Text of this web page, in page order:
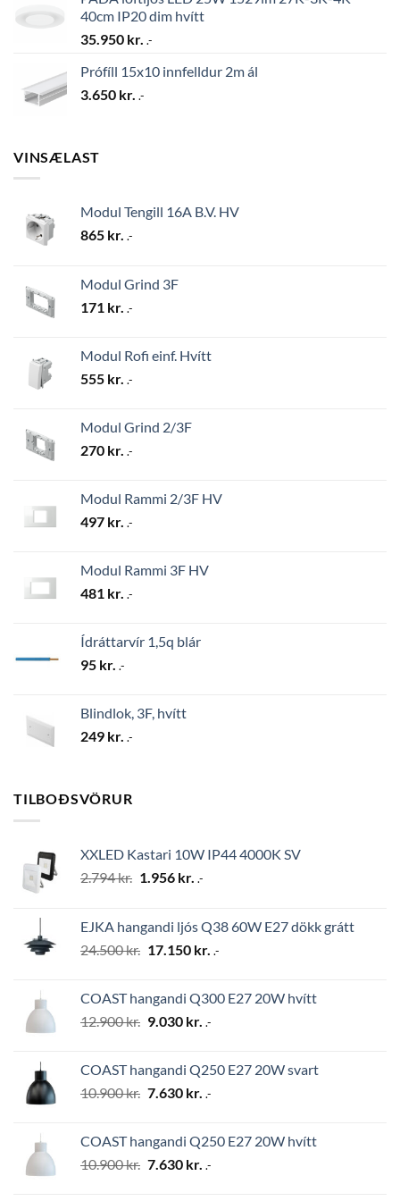
40cm IP20 dim hvítt
35.950 kr. .-
Prófíll 15x10 innfelldur 2m ál
3.650 kr. .-
VINSÆLAST
Modul Tengill 16A B.V. HV
865 kr. .-
Modul Grind 3F
171 kr. .-
Modul Rofi einf. Hvítt
555 kr. .-
Modul Grind 2/3F
270 kr. .-
Modul Rammi 2/3F HV
497 kr. .-
Modul Rammi 3F HV
481 kr. .-
Ídráttarvír 1,5q blár
95 kr. .-
Blindlok, 3F, hvítt
249 kr. .-
TILBOÐSVÖRUR
XXLED Kastari 10W IP44 4000K SV
2.794kr. Original
2.794 kr..
1.956 kr. Current
1.956 kr..
.-
EJKA hangandi ljós Q38 60W E27 dökk grátt
24.500kr. Original
24.500 kr..
17.150 kr. Current
17.150 kr..
.-
COAST hangandi Q300 E27 20W hvítt
12.900kr. Original
12.900 kr..
9.030 kr. Current
9.030 kr..
.-
COAST hangandi Q250 E27 20W svart
10.900kr. Original
10.900 kr..
7.630 kr. Current
7.630 kr..
.-
COAST hangandi Q250 E27 20W hvítt
10.900kr. Original
7.630 kr. Current
.-